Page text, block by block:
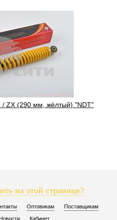
/ ZX (290 мм, жёлтый) "NDT"
на этой странице?
Оптовикам Поставщикам
Новости Кабинет